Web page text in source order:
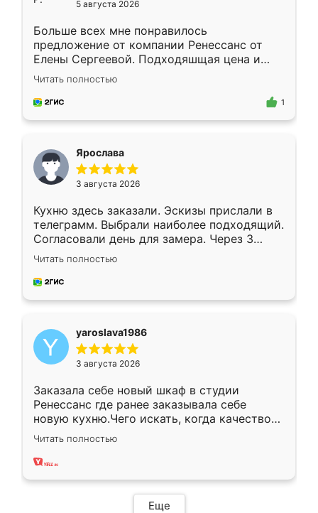
5 августа 2026
Больше всех мне понравилось
предложение от компании Ренессанс от
Елены Сергеевой. Подходяшщая цена и
короткие сроки изготовления. Приехавший
для замера сотрудник Владислав
предложил по моему эскизу самый
Читать полностью
1
Ярослава
3 августа 2026
Кухню здесь заказали. Эскизы прислали в
телеграмм. Выбрали наиболее подходящий.
Согласовали день для замера. Через 3
недели кухня была уже готова. Остались
довольны работой. Спасибо Ренессанс
мебель за качественную работу!
Читать полностью
yaroslava1986
3 августа 2026
Заказала себе новый шкаф в студии
Ренессанс где ранее заказывала себе
новую кухню.Чего искать, когда качеством
вполне довольна. Служит кухня уже почти
два года, нареканий нет.
Читать полностью
Еще